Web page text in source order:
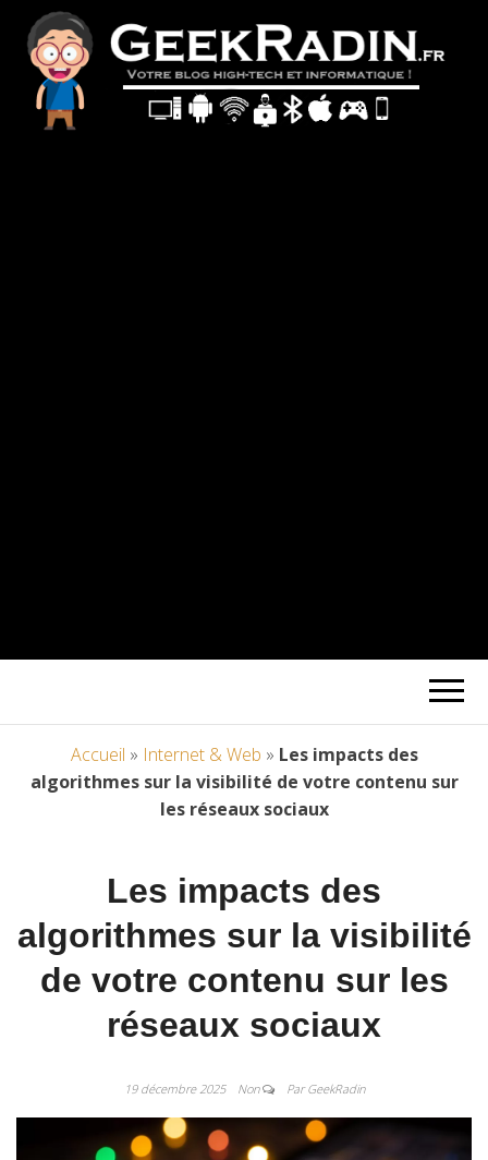
Accueil » Internet & Web » Les impacts des
algorithmes sur la visibilité de votre contenu sur
les réseaux sociaux
Les impacts des
algorithmes sur la visibilité
de votre contenu sur les
réseaux sociaux
19 décembre 2025 Non Par GeekRadin